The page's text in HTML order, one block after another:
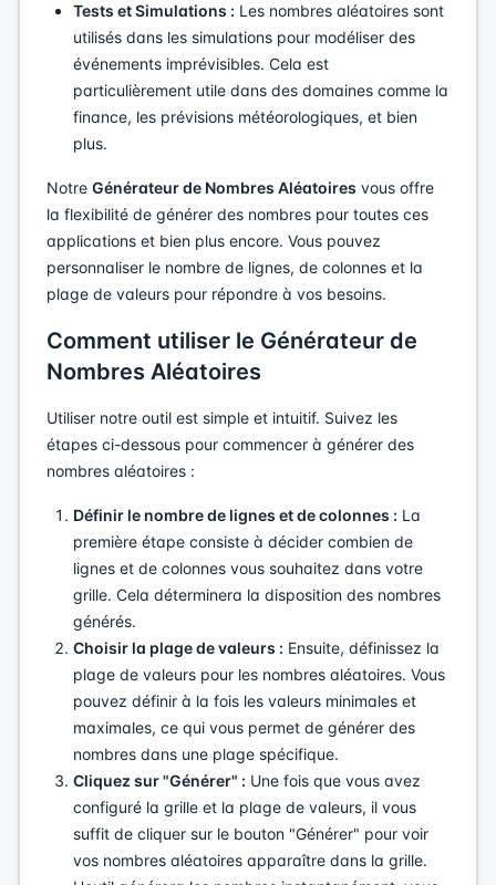
Tests et Simulations : Les nombres aléatoires sont
utilisés dans les simulations pour modéliser des
événements imprévisibles. Cela est
particulièrement utile dans des domaines comme la
finance, les prévisions météorologiques, et bien
plus.
Notre Générateur de Nombres Aléatoires vous offre
la flexibilité de générer des nombres pour toutes ces
applications et bien plus encore. Vous pouvez
personnaliser le nombre de lignes, de colonnes et la
plage de valeurs pour répondre à vos besoins.
Comment utiliser le Générateur de
Nombres Aléatoires
Utiliser notre outil est simple et intuitif. Suivez les
étapes ci-dessous pour commencer à générer des
nombres aléatoires :
Définir le nombre de lignes et de colonnes : La
première étape consiste à décider combien de
lignes et de colonnes vous souhaitez dans votre
grille. Cela déterminera la disposition des nombres
générés.
Choisir la plage de valeurs : Ensuite, définissez la
plage de valeurs pour les nombres aléatoires. Vous
pouvez définir à la fois les valeurs minimales et
maximales, ce qui vous permet de générer des
nombres dans une plage spécifique.
Cliquez sur "Générer" : Une fois que vous avez
configuré la grille et la plage de valeurs, il vous
suffit de cliquer sur le bouton "Générer" pour voir
vos nombres aléatoires apparaître dans la grille.